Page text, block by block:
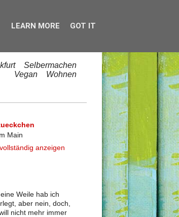
Selbermachen
Vegan
Wohnen
Main
anzeigen
Weile hab ich
aber nein, doch,
nicht mehr immer
LEARN MORE GOT IT